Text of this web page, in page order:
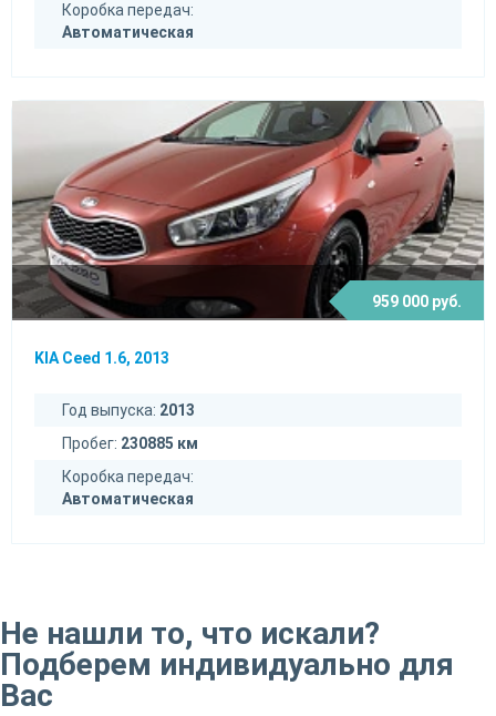
Коробка передач:
Автоматическая
959 000 руб.
KIA Ceed 1.6, 2013
Год выпуска: 2013
Пробег: 230885 км
Коробка передач:
Автоматическая
Не нашли то, что искали?
Подберем индивидуально для
Вас